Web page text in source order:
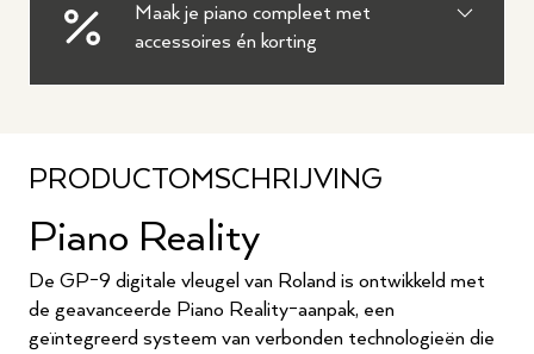
Maak je piano compleet met
accessoires én korting
PRODUCTOMSCHRIJVING
Piano Reality
De GP-9 digitale vleugel van Roland is ontwikkeld met
de geavanceerde Piano Reality-aanpak, een
geïntegreerd systeem van verbonden technologieën die